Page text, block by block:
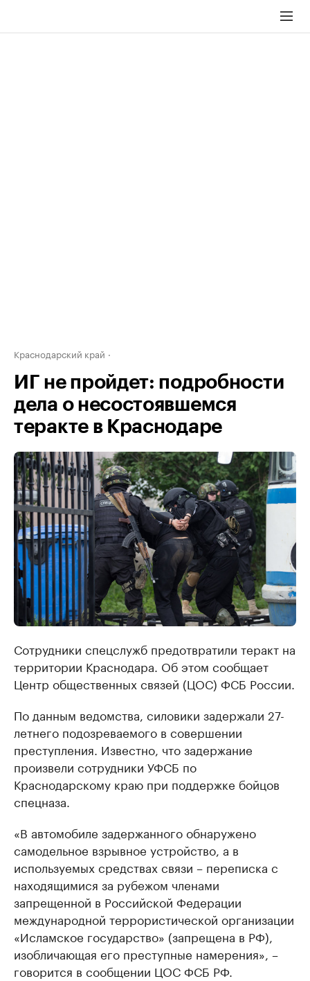
Краснодарский край
ИГ не пройдет: подробности
дела о несостоявшемся
теракте в Краснодаре
Сотрудники спецслужб предотвратили теракт на
территории Краснодара. Об этом сообщает
Центр общественных связей (ЦОС) ФСБ России.
По данным ведомства, силовики задержали 27-
летнего подозреваемого в совершении
преступления. Известно, что задержание
произвели сотрудники УФСБ по
Краснодарскому краю при поддержке бойцов
спецназа.
«В автомобиле задержанного обнаружено
самодельное взрывное устройство, а в
используемых средствах связи – переписка с
находящимися за рубежом членами
запрещенной в Российской Федерации
международной террористической организации
«Исламское государство» (запрещена в РФ),
изобличающая его преступные намерения», –
говорится в сообщении ЦОС ФСБ РФ.